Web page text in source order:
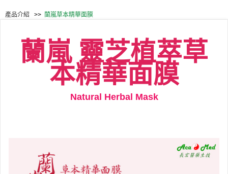
產品介紹 >> 蘭嵐草本精華面膜
蘭嵐 靈芝植萃草
本精華面膜
Natural Herbal Mask